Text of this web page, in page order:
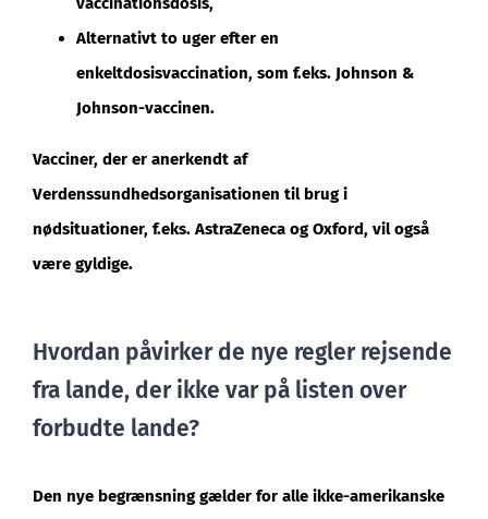
Alternativt to uger efter en
enkeltdosisvaccination, som f.eks. Johnson &
Johnson-vaccinen.
Vacciner, der er anerkendt af
Verdenssundhedsorganisationen til brug i
nødsituationer, f.eks. AstraZeneca og Oxford, vil også
være gyldige.
Hvordan påvirker de nye regler rejsende
fra lande, der ikke var på listen over
forbudte lande?
Den nye begrænsning gælder for alle ikke-amerikanske